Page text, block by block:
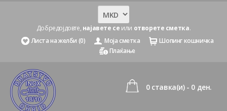
Добредојдовте, најавете се или отворете сметка.
Листа на желби (0)
Моја сметка
Шопинг кошничка
Плаќање
0 ставка(и) - 0 ден.